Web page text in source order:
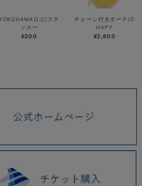
ロゴ/ステ
ッカー
¥300
チェーン付きポーチ/C
HAPY
¥2,800